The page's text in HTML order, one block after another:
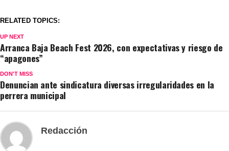
RELATED TOPICS:
UP NEXT
Arranca Baja Beach Fest 2026, con expectativas y riesgo de
“apagones”
DON'T MISS
Denuncian ante sindicatura diversas irregularidades en la
perrera municipal
Redacción